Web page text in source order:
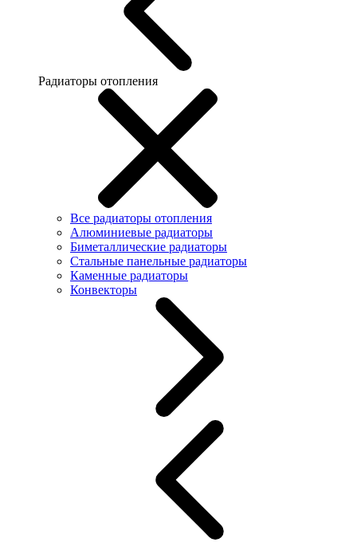
Радиаторы отопления
Все радиаторы отопления
Алюминиевые радиаторы
Биметаллические радиаторы
Стальные панельные радиаторы
Каменные радиаторы
Конвекторы